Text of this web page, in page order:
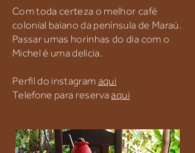
Com toda certeza o melhor café
colonial baiano da península de Maraú.
Passar umas horinhas do dia com o
Michel é uma delicia.
Perfil do instagram aqui
Telefone para reservaaqui